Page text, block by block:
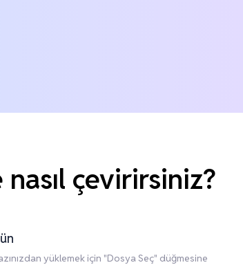
çevirirsiniz?
yüklemek için "Dosya Seç" düğmesine